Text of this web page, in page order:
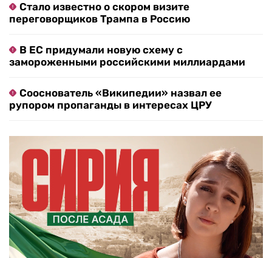
Стало известно о скором визите
переговорщиков Трампа в Россию
В ЕС придумали новую схему с
замороженными российскими миллиардами
Сооснователь «Википедии» назвал ее
рупором пропаганды в интересах ЦРУ